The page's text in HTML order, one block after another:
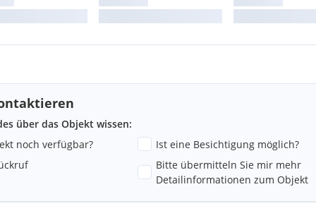
vermittelnden Dritten ein
üblichen
tätig ist.
über das Objekt wissen:
noch verfügbar?
Ist eine Besichtigung möglich?
Bitte übermitteln Sie mir mehr
Detailinformationen zum Objekt